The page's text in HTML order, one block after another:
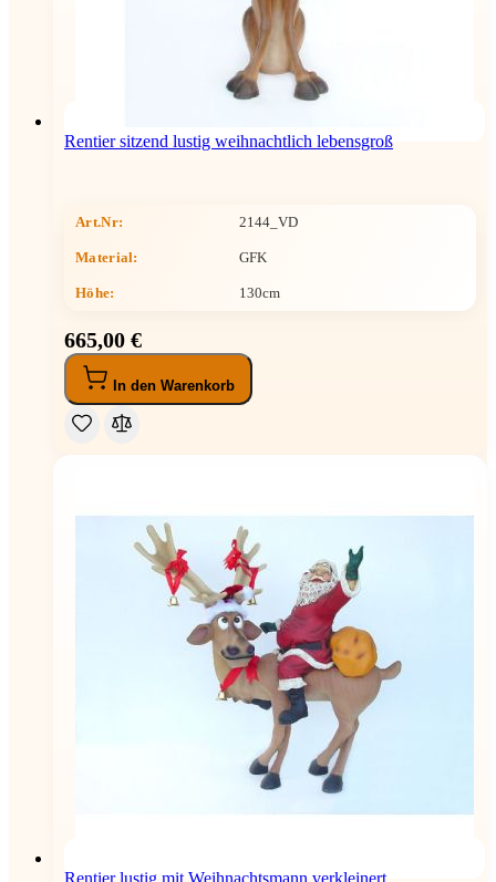
Rentier sitzend lustig weihnachtlich lebensgroß
Art.Nr: 2144_VD
Material: GFK
Höhe: 130cm
665,00 €
In den Warenkorb
Rentier lustig mit Weihnachtsmann verkleinert